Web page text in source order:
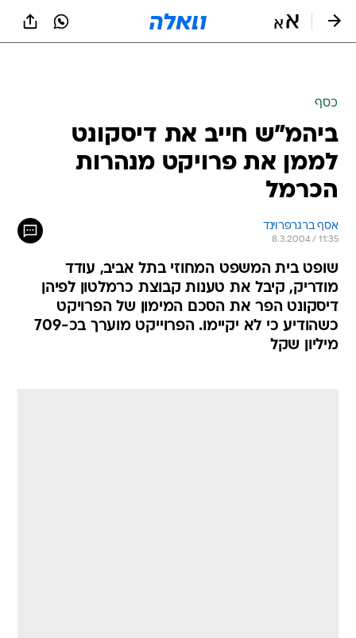
כסף
ביהמ"ש חייב את דיסקונט
לממן את פרויקט מנהרות
הכרמל
אסף ברגרפרוינד
8.3.2004 / 11:35
שופט בית המשפט המחוזי בתל אביב, עודד
מודריק, קיבל את טענות קבוצת כרמלטון לפיהן
דיסקונט הפר את הסכם המימון של הפרויקט
כשהודיע כי לא יקיימו. הפרוייקט מוערך בכ-709
מיליון שקל